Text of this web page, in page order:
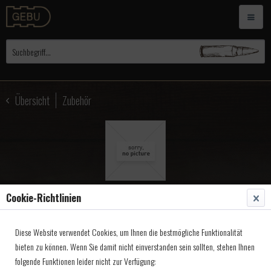
Übersicht Zubehör
Standard 22mm 1,3mm 10-
029
Cookie-Richtlinien
Diese Website verwendet Cookies, um Ihnen die bestmögliche Funktionalität
bieten zu können. Wenn Sie damit nicht einverstanden sein sollten, stehen Ihnen
folgende Funktionen leider nicht zur Verfügung: